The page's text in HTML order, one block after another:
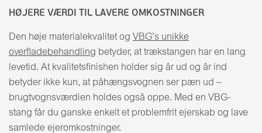
HØJERE VÆRDI TIL LAVERE OMKOSTNINGER
Den høje materialekvalitet og VBG's unikke
overfladebehandling betyder, at trækstangen har en lang
levetid. At kvalitetsfinishen holder sig år ud og år ind
betyder ikke kun, at påhængsvognen ser pæn ud –
brugtvognsværdien holdes også oppe. Med en VBG-
stang får du ganske enkelt et problemfrit ejerskab og lave
samlede ejeromkostninger.